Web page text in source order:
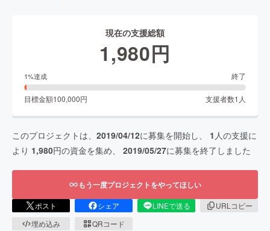
現在の支援総額
1,980円
1%達成 終了
目標金額100,000円 支援者数1 人
このプロジェクトは、 2019/04/12に募集を開始し、 1 人の支援に
より 1,980円の資金を集め、 2019/05/27に募集を終了しました
もう一度プロジェクトをやってほしい
ポスト シェア LINEで送る
URLコピー
埋め込み
QRコード